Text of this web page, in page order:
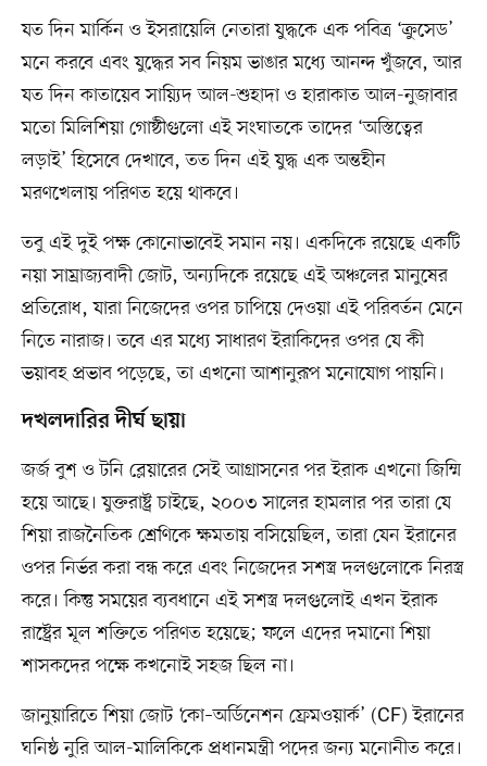
যত দিন মার্কিন ও ইসরায়েলি নেতারা যুদ্ধকে এক পবিত্র ‘ক্রুসেড’
মনে করবে এবং যুদ্ধের সব নিয়ম ভাঙার মধ্যে আনন্দ খুঁজবে, আর
যত দিন কাতায়েব সায়্যিদ আল-শুহাদা ও হারাকাত আল-নুজাবার
মতো মিলিশিয়া গোষ্ঠীগুলো এই সংঘাতকে তাদের ‘অস্তিত্বের
লড়াই’ হিসেবে দেখাবে, তত দিন এই যুদ্ধ এক অন্তহীন
মরণখেলায় পরিণত হয়ে থাকবে।
তবু এই দুই পক্ষ কোনোভাবেই সমান নয়। একদিকে রয়েছে একটি
নয়া সাম্রাজ্যবাদী জোট, অন্যদিকে রয়েছে এই অঞ্চলের মানুষের
প্রতিরোধ, যারা নিজেদের ওপর চাপিয়ে দেওয়া এই পরিবর্তন মেনে
নিতে নারাজ। তবে এর মধ্যে সাধারণ ইরাকিদের ওপর যে কী
ভয়াবহ প্রভাব পড়েছে, তা এখনো আশানুরূপ মনোযোগ পায়নি।
দখলদারির দীর্ঘ ছায়া
জর্জ বুশ ও টনি ব্লেয়ারের সেই আগ্রাসনের পর ইরাক এখনো জিম্মি
হয়ে আছে। যুক্তরাষ্ট্র চাইছে, ২০০৩ সালের হামলার পর তারা যে
শিয়া রাজনৈতিক শ্রেণিকে ক্ষমতায় বসিয়েছিল, তারা যেন ইরানের
ওপর নির্ভর করা বন্ধ করে এবং নিজেদের সশস্ত্র দলগুলোকে নিরস্ত্র
করে। কিন্তু সময়ের ব্যবধানে এই সশস্ত্র দলগুলোই এখন ইরাক
রাষ্ট্রের মূল শক্তিতে পরিণত হয়েছে; ফলে এদের দমানো শিয়া
শাসকদের পক্ষে কখনোই সহজ ছিল না।
জানুয়ারিতে শিয়া জোট ‘কো–অর্ডিনেশন ফ্রেমওয়ার্ক’ (CF) ইরানের
ঘনিষ্ঠ নুরি আল-মালিকিকে প্রধানমন্ত্রী পদের জন্য মনোনীত করে।